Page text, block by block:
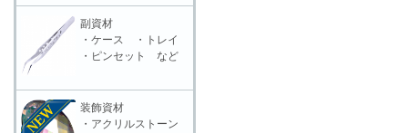
副資材
・ケース ・トレイ
・ピンセット など
装飾資材
・アクリルストーン